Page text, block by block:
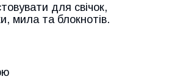
для свічок,
мила та блокнотів.